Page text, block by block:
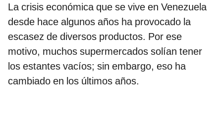
La crisis económica que se vive en Venezuela
desde hace algunos años ha provocado la
escasez de diversos productos. Por ese
motivo, muchos supermercados solían tener
los estantes vacíos; sin embargo, eso ha
cambiado en los últimos años.